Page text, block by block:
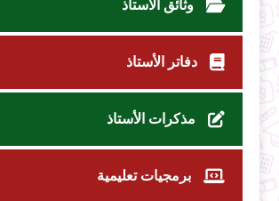
وثائق الأستاذ
دفاتر الأستاذ
مذكرات الأستاذ
برمجيات تعليمية